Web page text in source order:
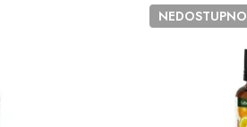
NEDOSTUPNO